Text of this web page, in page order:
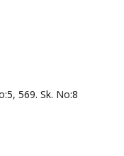
569. Sk. No:8